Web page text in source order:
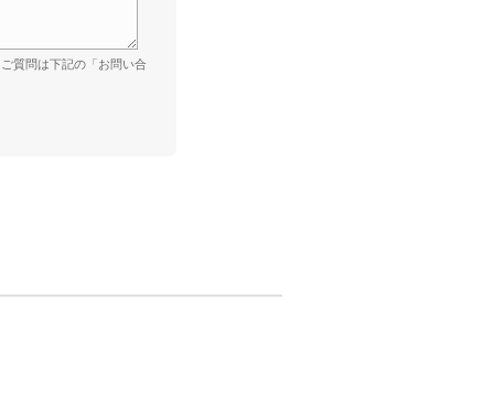
質問は下記の「お問い合